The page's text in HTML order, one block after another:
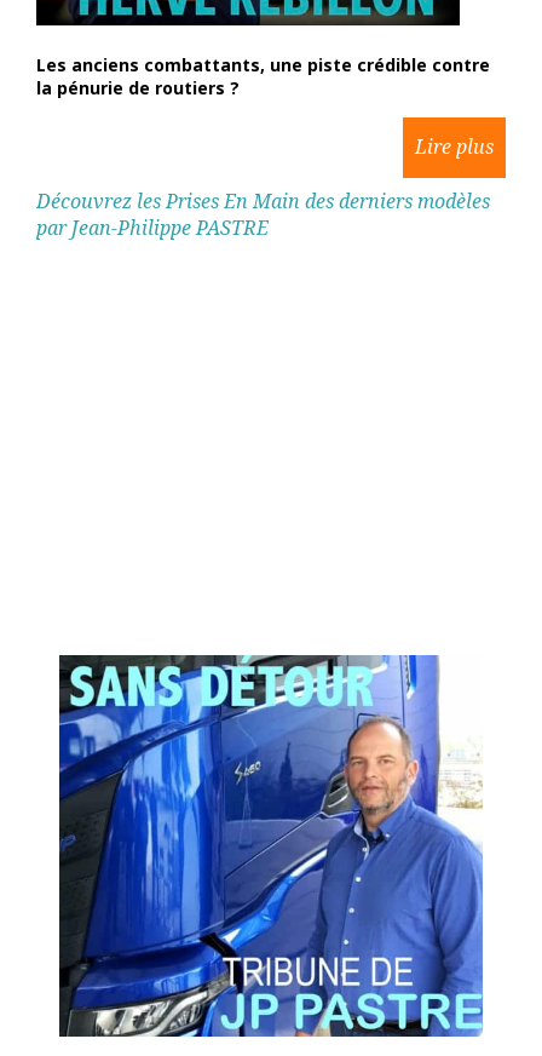
Les anciens combattants, une piste crédible contre
la pénurie de routiers ?
Découvrez les Prises En Main des derniers modèles
par Jean-Philippe PASTRE